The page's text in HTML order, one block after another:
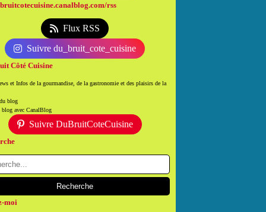
rss
Flux RSS
Suivre du_bruit_cote_cuisine
Côté Cuisine
et Infos de la gourmandise, de la gastronomie et des plaisirs de la
blog
blog avec CanalBlog
Suivre DuBruitCoteCuisine
moi